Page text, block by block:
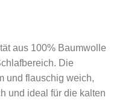
aus 100% Baumwolle
Die
und flauschig weich,
und ideal für die kalten